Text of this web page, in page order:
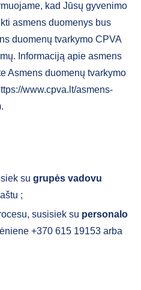
kad Jūsų gyvenimo
asmens duomenys bus
duomenų tvarkymo CPVA
Informaciją apie asmens
Asmens duomenų tvarkymo
www.cpva.lt/asmens-
su grupės vadovu
;
susisiek su personalo
+370 615 19153 arba